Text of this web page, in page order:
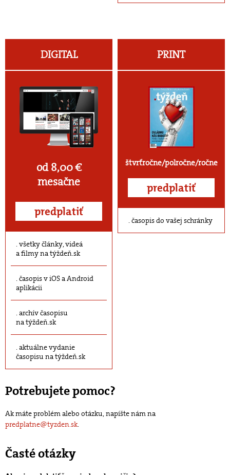
DIGITAL
od 8,00 €
mesačne
predplatiť
všetky články, videá
a filmy na týždeň.sk
časopis v iOS a Android
aplikácii
archív časopisu
na týždeň.sk
aktuálne vydanie
časopisu na týždeň.sk
PRINT
štvrťročne/polročne/ročne
predplatiť
časopis do vašej schránky
Potrebujete pomoc?
Ak máte problém alebo otázku, napíšte nám na
predplatne@tyzden.sk.
Časté otázky